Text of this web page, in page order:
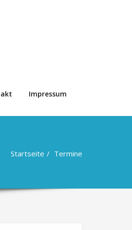
Impressum
Startseite Termine